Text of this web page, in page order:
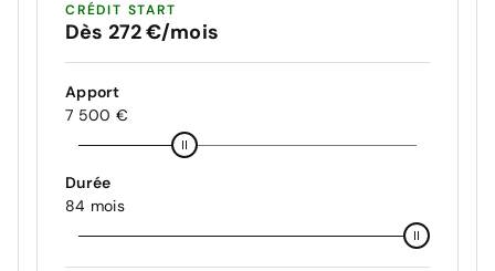
CRÉDIT START
Dès 272 €/mois
Apport
7 500 €
Durée
84 mois